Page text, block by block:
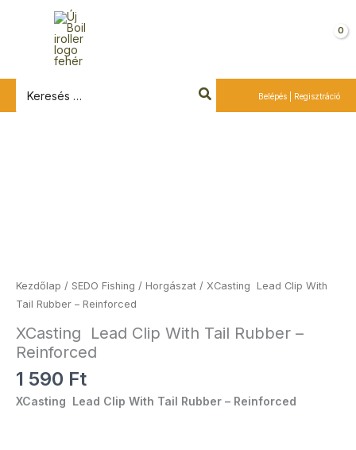
for:
Belépés | Regisztráció
Kezdőlap / SEDO Fishing / Horgászat / XCasting Lead Clip With
Tail Rubber – Reinforced
XCasting Lead Clip With Tail Rubber –
Reinforced
1 590 Ft
XCasting Lead Clip With Tail Rubber – Reinforced
Reinforced
mennyiség